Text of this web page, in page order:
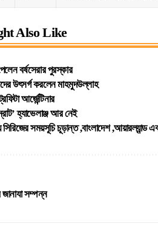
Also Like
বর্ষসেরার পুরস্কার
উৎসর্গ করলেন মাহমুদউল্লাহ
আর্জেন্টিনার
হ্যাভেলাঞ্জ আর নেই
সিরিজের সময়সূচি চূড়ান্ত ,বাংলাদেশ ,আয়ারল্যান্ড
সম্পন্ন